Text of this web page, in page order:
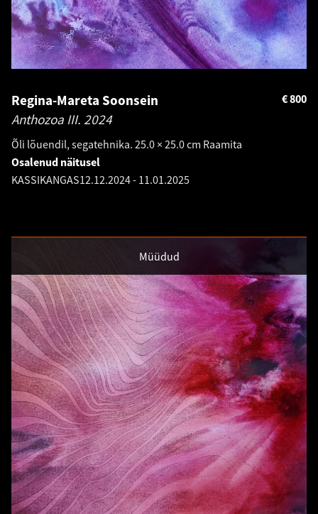
Regina-Mareta Soonsein
Anthozoa III. 2024
Õli lõuendil, segatehnika. 25.0 × 25.0 cm Raamita
800
€
Osalenud näitusel
KASSIKANGAS12.12.2024- 11.01.2025
Müüdud